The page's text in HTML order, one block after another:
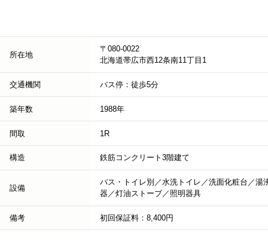
所在地
〒080-0022
北海道帯広市西12条南11丁目1
交通機関 バス停：徒歩5分
築年数 1988年
間取 1R
構造 鉄筋コンクリート3階建て
設備
バス・トイレ別／水洗トイレ／洗面化粧台／湯
器／灯油ストーブ／照明器具
備考 初回保証料：8,400円